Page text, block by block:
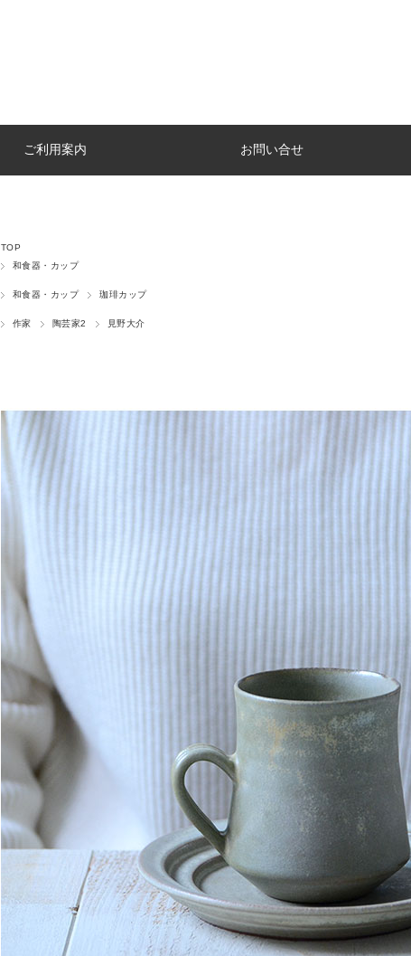
ご利用案内 お問い合せ
TOP
和食器・カップ
和食器・カップ 珈琲カップ
作家 陶芸家2 見野大介